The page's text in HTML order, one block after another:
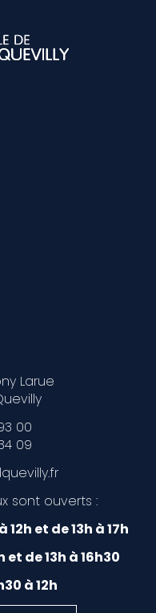
Larue
00
09
sont ouverts :
et de 13h à 17h
et de 13h à 16h30
à 12h